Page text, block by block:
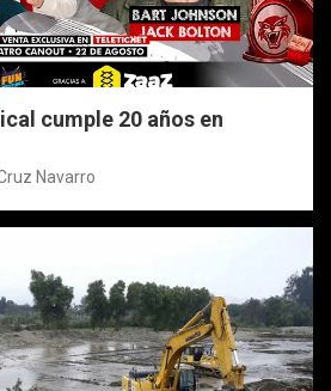
cumple 20 años en
Navarro